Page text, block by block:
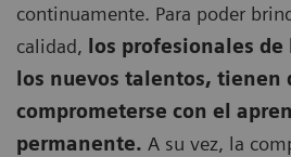
continuamente. Para poder
calidad, los profesionales
los nuevos talentos, tienen
comprometerse con el
permanente. A su vez, la